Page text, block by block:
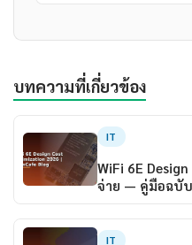
บทความที่เกี่ยวข้อง
IT
WiFi 6E
จ่าย — คู่มือฉบั
IT